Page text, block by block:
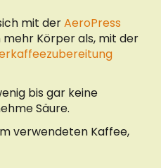
mit derAeroPress
Körper als, mit der
bis gar keine
Säure.
verwendeten Kaffee,